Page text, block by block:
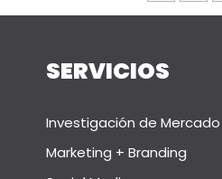
SERVICIOS
Investigación de Mercado
Marketing + Branding